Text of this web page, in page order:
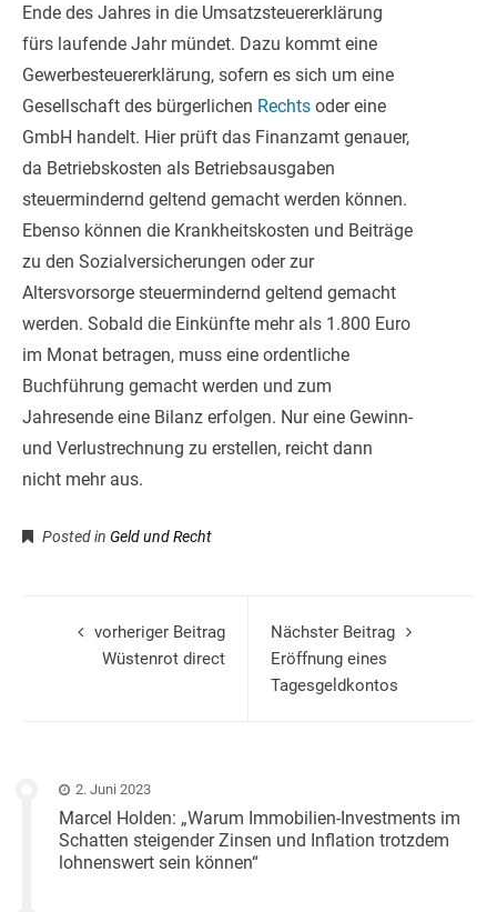
Ende des Jahres in die Umsatzsteuererklärung
fürs laufende Jahr mündet. Dazu kommt eine
Gewerbesteuererklärung, sofern es sich um eine
Gesellschaft des bürgerlichen Rechts oder eine
GmbH handelt. Hier prüft das Finanzamt genauer,
da Betriebskosten als Betriebsausgaben
steuermindernd geltend gemacht werden können.
Ebenso können die Krankheitskosten und Beiträge
zu den Sozialversicherungen oder zur
Altersvorsorge steuermindernd geltend gemacht
werden. Sobald die Einkünfte mehr als 1.800 Euro
im Monat betragen, muss eine ordentliche
Buchführung gemacht werden und zum
Jahresende eine Bilanz erfolgen. Nur eine Gewinn-
und Verlustrechnung zu erstellen, reicht dann
nicht mehr aus.
Posted in Geld und Recht
vorheriger Beitrag
Wüstenrot direct
Nächster Beitrag
Eröffnung eines
Tagesgeldkontos
2. Juni 2023
Marcel Holden: „Warum Immobilien-Investments im
Schatten steigender Zinsen und Inflation trotzdem
lohnenswert sein können“